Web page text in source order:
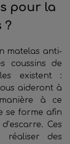
pour la
?
matelas anti-
coussins de
existent :
aideront à
à ce
se forme afin
Ces
réaliser des